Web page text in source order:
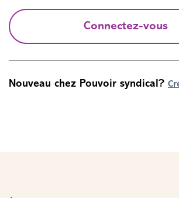
Connectez-vous
Nouveau chez Pouvoir syndical?